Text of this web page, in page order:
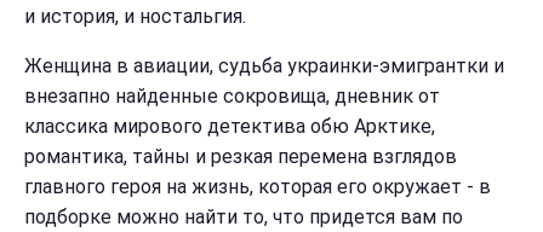
и история, и ностальгия.
Женщина в авиации, судьба украинки-эмигрантки и
внезапно найденные сокровища, дневник от
классика мирового детектива обю Арктике,
романтика, тайны и резкая перемена взглядов
главного героя на жизнь, которая его окружает - в
подборке можно найти то, что придется вам по